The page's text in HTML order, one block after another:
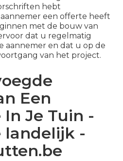
hebt
een offerte heeft
met de bouw van
dat u regelmatig
aannemer en dat u op de
van het project.
Een
In Je Tuin -
landelijk -